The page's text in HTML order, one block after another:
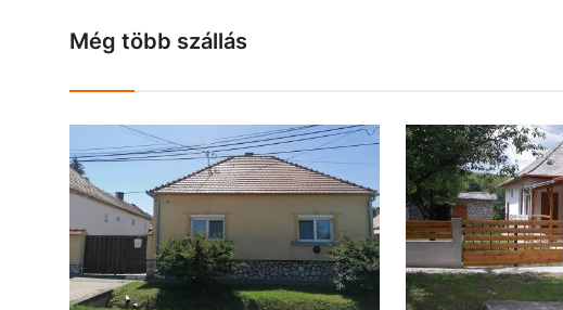
Még több szállás